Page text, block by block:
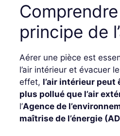
principe de
Aérer une pièce est
l’air intérieur et évacuer
effet, l’air intérieur peut
plus pollué que l’air
l’Agence de
maîtrise de l’énergie